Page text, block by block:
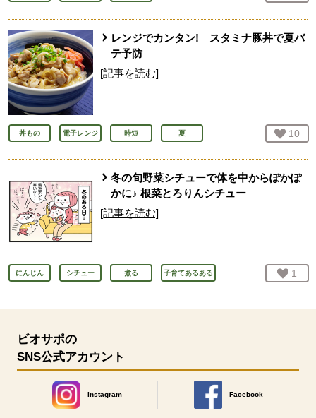
レンジでカンタン! スタミナ豚丼で夏バ
テ予防
[記事を読む]
丼もの 電子レンジ 時短 夏 お気
10
冬の旬野菜シチューで体を中からぽかぽ
かに♪ 根菜とろりんシチュー
[記事を読む]
にんじん シチュー 煮る 子育てあるある お気
1
ビオサポの
SNS公式アカウント
Instagram
別のウィンドウで開きます。
Facebook
別のウィンドウで開きます